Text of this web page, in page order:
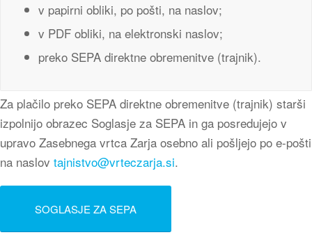
v papirni obliki, po pošti, na naslov;
v PDF obliki, na elektronski naslov;
preko SEPA direktne obremenitve (trajnik).
Za plačilo preko SEPA direktne obremenitve (trajnik) starši
izpolnijo obrazec Soglasje za SEPA in ga posredujejo v
upravo Zasebnega vrtca Zarja osebno ali pošljejo po e-pošti
na naslov tajnistvo@vrteczarja.si.
SOGLASJE ZA SEPA